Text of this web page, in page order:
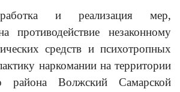
и реализация мер,
противодействие незаконному
средств и психотропных
наркомании на территории
района Волжский Самарской